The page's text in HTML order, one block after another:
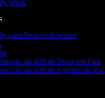
Work
para Desenvolvedores
da API de Texto em Fala
da API de Agentes de Voz